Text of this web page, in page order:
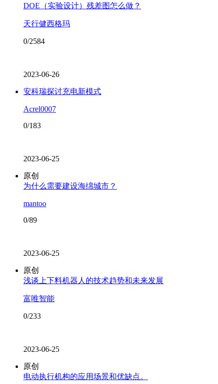
DOE（实验设计）残差图怎么做？
天行健西格玛
0/2584
2023-06-26
安科瑞探讨充电新模式
Acrel0007
0/183
2023-06-25
原创
为什么需要建设海绵城市？
mantoo
0/89
2023-06-25
原创
浅谈上下料机器人的技术趋势和未来发展
富唯智能
0/233
2023-06-25
原创
电动执行机构的应用场景和优缺点。